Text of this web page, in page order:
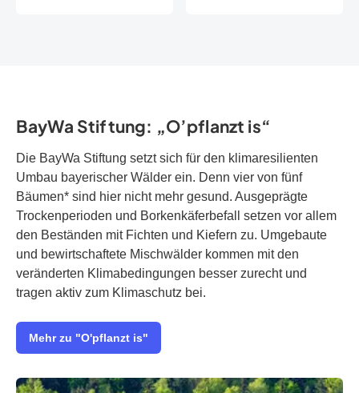
BayWa Stiftung: „O’pflanzt is“
Die BayWa Stiftung setzt sich für den klimaresilienten
Umbau bayerischer Wälder ein. Denn vier von fünf
Bäumen* sind hier nicht mehr gesund. Ausgeprägte
Trockenperioden und Borkenkäferbefall setzen vor allem
den Beständen mit Fichten und Kiefern zu. Umgebaute
und bewirtschaftete Mischwälder kommen mit den
veränderten Klimabedingungen besser zurecht und
tragen aktiv zum Klimaschutz bei.
Mehr zu "O'pflanzt is"